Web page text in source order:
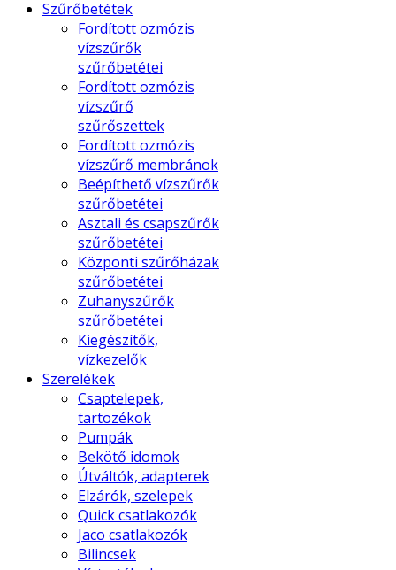
Szűrőbetétek
Fordított ozmózis
vízszűrők
szűrőbetétei
Fordított ozmózis
vízszűrő
szűrőszettek
Fordított ozmózis
vízszűrő membránok
Beépíthető vízszűrők
szűrőbetétei
Asztali és csapszűrők
szűrőbetétei
Központi szűrőházak
szűrőbetétei
Zuhanyszűrők
szűrőbetétei
Kiegészítők,
vízkezelők
Szerelékek
Csaptelepek,
tartozékok
Pumpák
Bekötő idomok
Útváltók, adapterek
Elzárók, szelepek
Quick csatlakozók
Jaco csatlakozók
Bilincsek